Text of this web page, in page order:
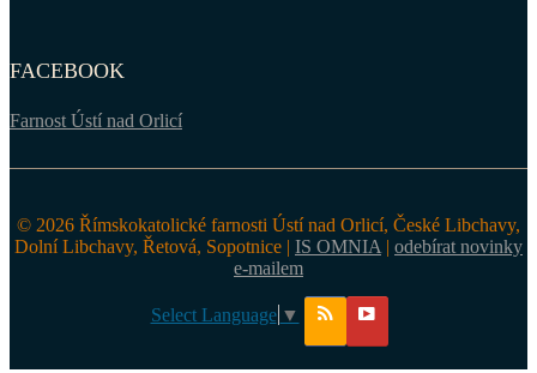
FACEBOOK
Farnost Ústí nad Orlicí
© 2026 Římskokatolické farnosti Ústí nad Orlicí, České Libchavy,
Dolní Libchavy, Řetová, Sopotnice | IS OMNIA | odebírat novinky
e-mailem
Select Language ▼